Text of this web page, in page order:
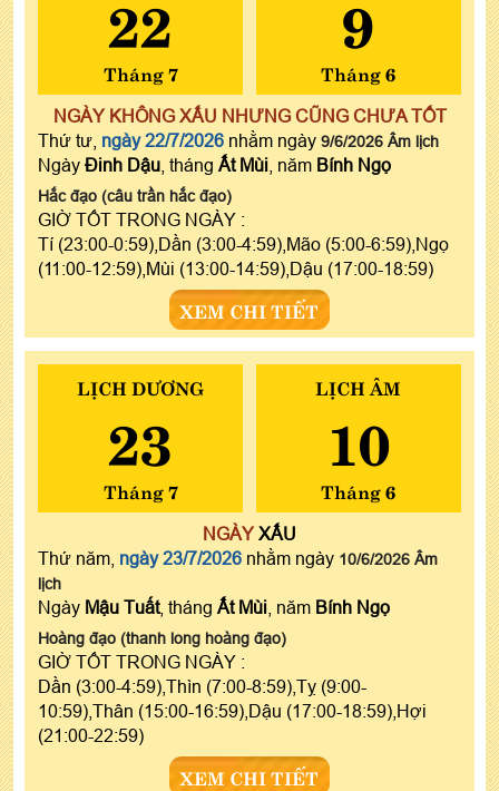
22
Tháng 7
9
Tháng 6
NGÀY KHÔNG XẤU NHƯNG CŨNG CHƯA TỐT
Thứ tư, ngày 22/7/2026 nhằm ngày 9/6/2026 Âm lịch
Ngày Đinh Dậu , tháng Ất Mùi , năm Bính Ngọ
Hắc đạo (câu trần hắc đạo)
GIỜ TỐT TRONG NGÀY :
Tí (23:00-0:59),Dần (3:00-4:59),Mão (5:00-6:59),Ngọ
(11:00-12:59),Mùi (13:00-14:59),Dậu (17:00-18:59)
XEM CHI TIẾT
LỊCH DƯƠNG
23
Tháng 7
LỊCH ÂM
10
Tháng 6
NGÀYXẤU
Thứ năm, ngày 23/7/2026 nhằm ngày 10/6/2026 Âm
lịch
Ngày Mậu Tuất, tháng Ất Mùi , năm Bính Ngọ
Hoàng đạo (thanh long hoàng đạo)
GIỜ TỐT TRONG NGÀY :
Dần (3:00-4:59),Thìn (7:00-8:59),Tỵ (9:00-
10:59),Thân (15:00-16:59),Dậu (17:00-18:59),Hợi
(21:00-22:59)
XEM CHI TIẾT